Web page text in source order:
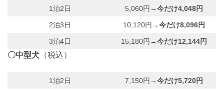
1泊2日 5,060円 →今だけ4,048円
2泊3日 10,120円 →今だけ8,096円
3泊4日 15,180円 →今だけ12,144円
〇中型犬 （税込）
1泊2日 7,150円 →今だけ5,720円